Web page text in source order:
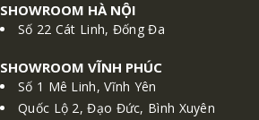
SHOWROOM HÀ NỘI
Số 22 Cát Linh, Đống Đa
SHOWROOM VĨNH PHÚC
Số 1 Mê Linh, Vĩnh Yên
Quốc Lộ 2, Đạo Đức, Bình Xuyên